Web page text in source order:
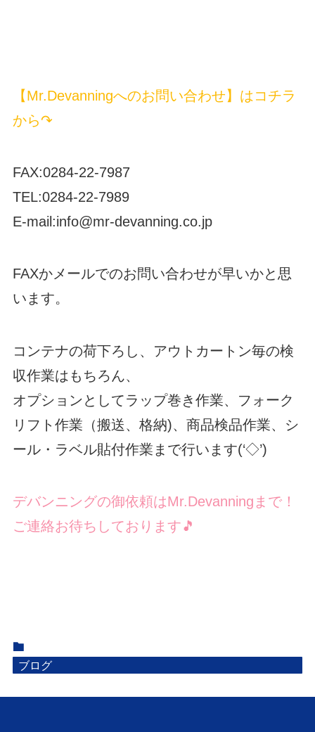
【Mr.Devanningへのお問い合わせ】はコチラ
から↷
FAX:0284-22-7987
TEL:0284-22-7989
E-mail:info@mr-devanning.co.jp
FAXかメールでのお問い合わせが早いかと思
います。
コンテナの荷下ろし、アウトカートン毎の検
収作業はもちろん、
オプションとしてラップ巻き作業、フォーク
リフト作業（搬送、格納)、商品検品作業、シ
ール・ラベル貼付作業まで行います(‘◇’)ゞ
デバンニングの御依頼はMr.Devanningまで！
ご連絡お待ちしております🎵
ブログ